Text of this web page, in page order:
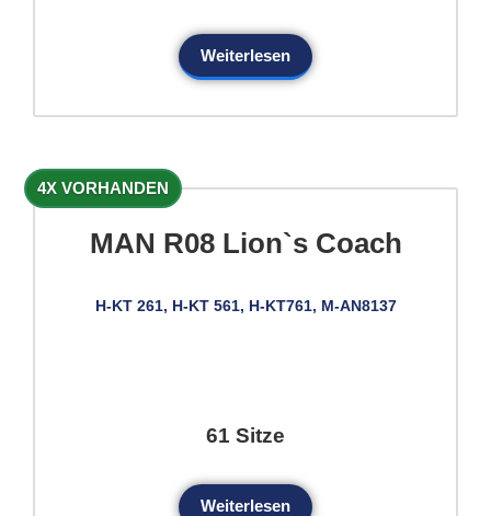
Weiterlesen
4X VORHANDEN
MAN R08 Lion`s Coach
H-KT 261, H-KT 561, H-KT761, M-AN8137
61 Sitze
Weiterlesen